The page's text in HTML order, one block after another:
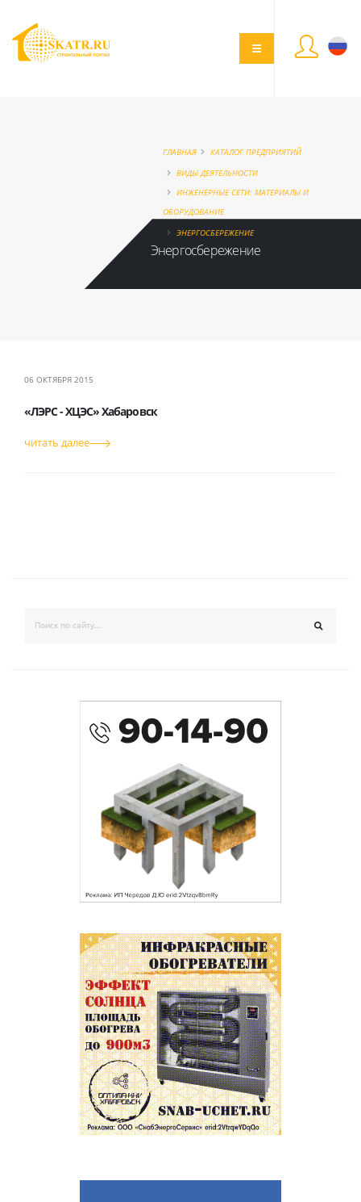
ГЛАВНАЯ
КАТАЛОГ ПРЕДПРИЯТИЙ
ВИДЫ ДЕЯТЕЛЬНОСТИ
ИНЖЕНЕРНЫЕ СЕТИ: МАТЕРИАЛЫ И
ОБОРУДОВАНИЕ
ЭНЕРГОСБЕРЕЖЕНИЕ
Энергосбережение
06 ОКТЯБРЯ 2015
«ЛЭРС - ХЦЭС» Хабаровск
читать далее